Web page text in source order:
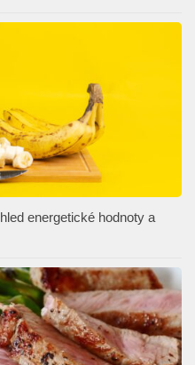
energetické hodnoty a